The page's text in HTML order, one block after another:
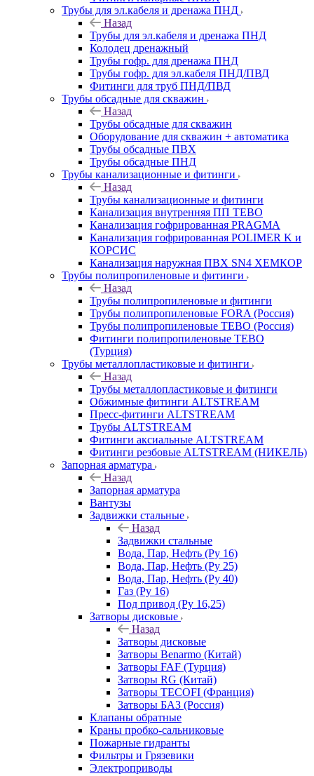
Трубы для эл.кабеля и дренажа ПНД
Назад
Трубы для эл.кабеля и дренажа ПНД
Колодец дренажный
Трубы гофр. для дренажа ПНД
Трубы гофр. для эл.кабеля ПНД/ПВД
Фитинги для труб ПНД/ПВД
Трубы обсадные для скважин
Назад
Трубы обсадные для скважин
Оборудование для скважин + автоматика
Трубы обсадные ПВХ
Трубы обсадные ПНД
Трубы канализационные и фитинги
Назад
Трубы канализационные и фитинги
Канализация внутренняя ПП TEBO
Канализация гофрированная PRAGMA
Канализация гофрированная POLIMER K и
КОРСИС
Канализация наружная ПВХ SN4 ХЕМКОР
Трубы полипропиленовые и фитинги
Назад
Трубы полипропиленовые и фитинги
Трубы полипропиленовые FORA (Россия)
Трубы полипропиленовые TEBO (Россия)
Фитинги полипропиленовые TEBO
(Турция)
Трубы металлопластиковые и фитинги
Назад
Трубы металлопластиковые и фитинги
Обжимные фитинги ALTSTREAM
Пресс-фитинги ALTSTREAM
Трубы ALTSTREAM
Фитинги аксиальные ALTSTREAM
Фитинги резбовые ALTSTREAM (НИКЕЛЬ)
Запорная арматура
Назад
Запорная арматура
Вантузы
Задвижки стальные
Назад
Задвижки стальные
Вода, Пар, Нефть (Ру 16)
Вода, Пар, Нефть (Ру 25)
Вода, Пар, Нефть (Ру 40)
Газ (Ру 16)
Под привод (Ру 16,25)
Затворы дисковые
Назад
Затворы дисковые
Затворы Benarmo (Китай)
Затворы FAF (Турция)
Затворы RG (Китай)
Затворы TECOFI (Франция)
Затворы БАЗ (Россия)
Клапаны обратные
Краны пробко-сальниковые
Пожарные гидранты
Фильтры и Грязевики
Электроприводы